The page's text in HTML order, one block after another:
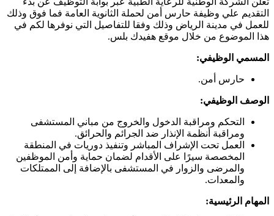
التقديم علي وظيفة حارس أمن لحملة الثانوية العامة فما فوق وذلك
للعمل في مدينة الرياض وذلك وفقا للتفاصيل التي نوفرها لكم في
هذا الموضوع من خلال موقع هفيدك بلس.
المسمي الوظيفي:
حارس أمن.
الوصف الوظيفي:
التحكم ومراقبة الدخول والخروج من مباني المستشفى
ومراقبة أنظمة الإنذار ضد الجرائم والحرائق.
العمل تحت الإشراف المباشر وتنفيذ دوريات في المنطقة
المخصصة سيرًا على الأقدام لضمان حماية وأمن الموظفين
والمرضى والزوار في المستشفى بالإضافة إلى الممتلكات
والمعدات.
المهام الرئيسية: